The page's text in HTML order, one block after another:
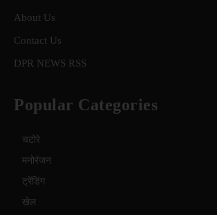
About Us
Contact Us
DPR NEWS RSS
Popular Categories
चटोरे
मनोरंजन
ट्रेंडिंग
खेल